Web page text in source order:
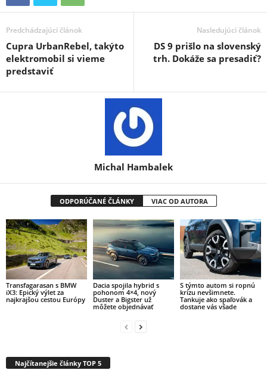
Predchádzajúci článok
Cupra UrbanRebel, takýto
elektromobil si vieme
predstaviť
Nasledujúci článok
DS 9 prišlo na slovenský
trh. Dokáže sa presadiť?
Michal Hambalek
ODPORÚČANÉ ČLÁNKY VIAC OD AUTORA
Transfagarasan s BMW
iX3: Epický výlet za
najkrajšou cestou Európy
Dacia spojila hybrid s
pohonom 4×4, nový
Duster a Bigster už
môžete objednávať
S týmto autom si ropnú
krízu nevšimnete.
Tankuje ako spaľovák a
dostane vás všade
Najčítanejšie články TOP 5